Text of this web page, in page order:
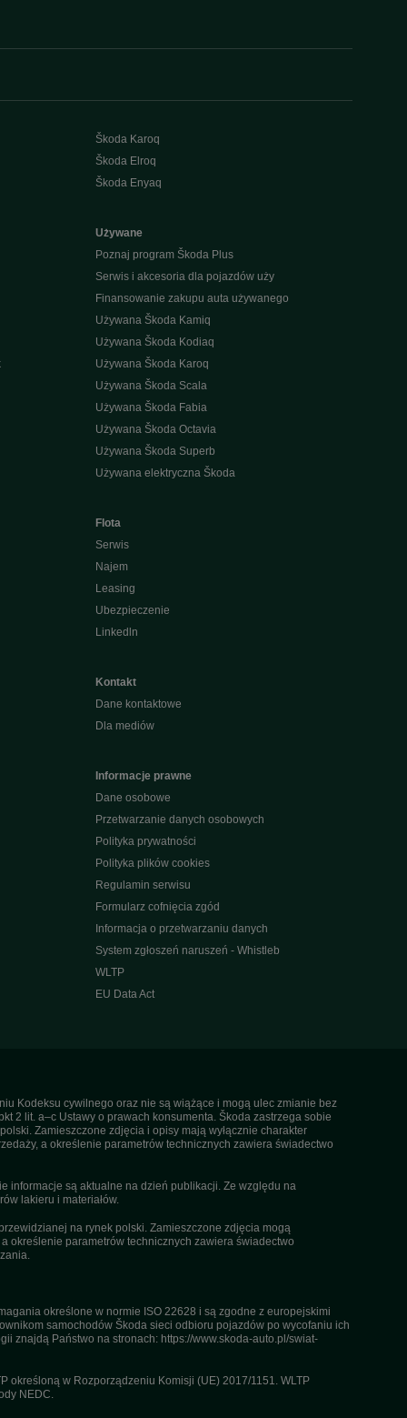
Škoda Karoq
Škoda Elroq
Škoda Enyaq
Używane
Poznaj program Škoda Plus
Serwis i akcesoria dla pojazdów uży
Finansowanie zakupu auta używanego
Używana Škoda Kamiq
Używana Škoda Kodiaq
Używana Škoda Karoq
Używana Škoda Scala
Używana Škoda Fabia
Używana Škoda Octavia
Używana Škoda Superb
Używana elektryczna Škoda
Flota
Serwis
Najem
Leasing
Ubezpieczenie
Linkedln
Kontakt
Dane kontaktowe
Dla mediów
Informacje prawne
Dane osobowe
Przetwarzanie danych osobowych
Polityka prywatności
Polityka plików cookies
Regulamin serwisu
Formularz cofnięcia zgód
Informacja o przetwarzaniu danych
System zgłoszeń naruszeń - Whistleb
WLTP
EU Data Act
Kodeksu cywilnego oraz nie są wiążące i mogą ulec zmianie bez
2 lit. a–c Ustawy o prawach konsumenta. Škoda zastrzega sobie
Zamieszczone zdjęcia i opisy mają wyłącznie charakter
a określenie parametrów technicznych zawiera świadectwo
informacje są aktualne na dzień publikacji. Ze względu na
lakieru i materiałów.
na rynek polski. Zamieszczone zdjęcia mogą
określenie parametrów technicznych zawiera świadectwo
określone w normie ISO 22628 i są zgodne z europejskimi
samochodów Škoda sieci odbioru pojazdów po wycofaniu ich
znajdą Państwo na stronach: https://www.skoda-auto.pl/swiat-
określoną w Rozporządzeniu Komisji (UE) 2017/1151. WLTP
NEDC.